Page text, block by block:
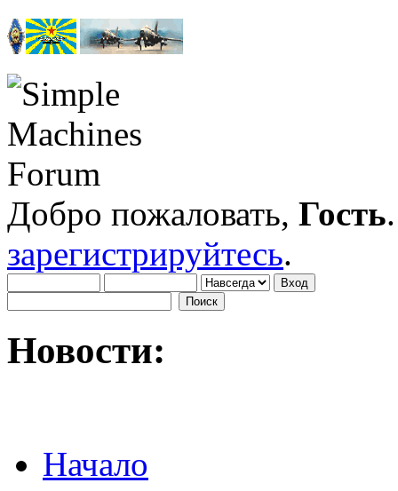
Добро пожаловать, Гость
зарегистрируйтесь.
Новости:
Начало